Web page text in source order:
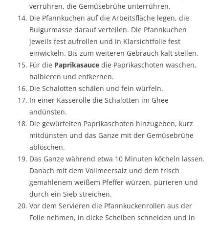
verrühren, die Gemüsebrühe unterrühren.
Die Pfannkuchen auf die Arbeitsfläche legen, die
Bulgurmasse darauf verteilen. Die Pfannkuchen
jeweils fest aufrollen und in Klarsichtfolie fest
einwickeln. Bis zum weiteren Gebrauch kalt stellen.
Für die Paprikasauce die Paprikaschoten waschen,
halbieren und entkernen.
Die Schalotten schälen und fein würfeln.
In einer Kasserolle die Schalotten im Ghee
andünsten.
Die gewürfelten Paprikaschoten hinzugeben, kurz
mitdünsten und das Ganze mit der Gemüsebrühe
ablöschen.
Das Ganze während etwa 10 Minuten köcheln lassen.
Danach mit dem Vollmeersalz und dem frisch
gemahlenem weißem Pfeffer würzen, pürieren und
durch ein Sieb streichen.
Vor dem Servieren die Pfannkuckenrollen aus der
Folie nehmen, in dicke Scheiben schneiden und in